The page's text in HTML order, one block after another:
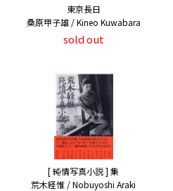
東京長日
桑原甲子雄 / Kineo Kuwabara
sold out
[ 純情写真小説 ] 集
荒木経惟 / Nobuyoshi Araki